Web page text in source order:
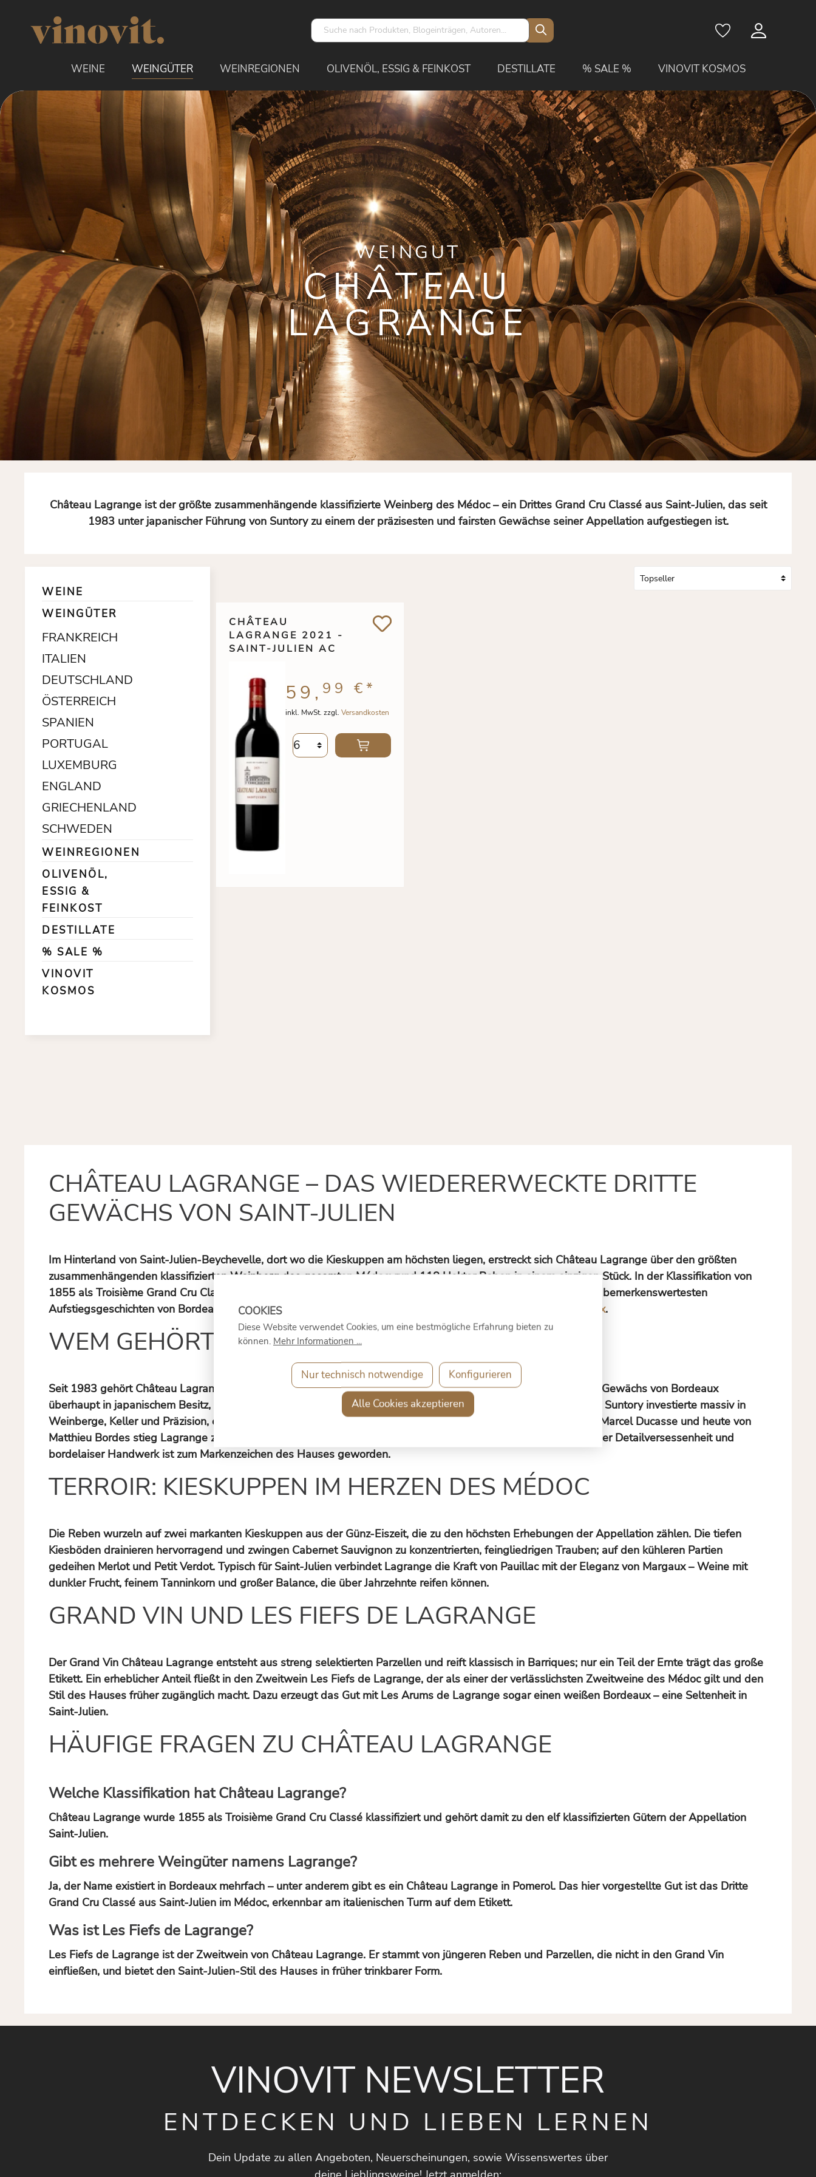
WEINE WEINGÜTER WEINREGIONEN OLIVENÖL, ESSIG & FEINKOST DESTILLATE % SALE % VINOVIT KOSMOS
WEINGUT
CHÂTEAU
LAGRANGE
Château Lagrange ist der größte zusammenhängende klassifizierte Weinberg des Médoc – ein Drittes Grand Cru Classé aus Saint-Julien, das seit
1983 unter japanischer Führung von Suntory zu einem der präzisesten und fairsten Gewächse seiner Appellation aufgestiegen ist.
WEINE
WEINGÜTER
FRANKREICH
ITALIEN
DEUTSCHLAND
ÖSTERREICH
SPANIEN
PORTUGAL
LUXEMBURG
ENGLAND
GRIECHENLAND
SCHWEDEN
WEINREGIONEN
OLIVENÖL,
ESSIG &
FEINKOST
DESTILLATE
% SALE %
VINOVIT
KOSMOS
CHÂTEAU
LAGRANGE 2021 -
SAINT-JULIEN AC
inkl. MwSt. zzgl.Versandkosten
59, 99 €*
CHÂTEAU LAGRANGE – DAS WIEDERERWECKTE DRITTE
GEWÄCHS VON SAINT-JULIEN
Im Hinterland von Saint-Julien-Beychevelle, dort wo die Kieskuppen am höchsten liegen, erstreckt sich Château Lagrange über den größten
zusammenhängenden klassifizierten Weinberg des gesamten Médoc: rund 118 Hektar Reben in einem einzigen Stück. In der Klassifikation von
1855 als Troisième Grand Cru Classé eingestuft, erzählt das Gut mit dem markanten italienischen Turm eine der bemerkenswertesten
Aufstiegsgeschichten von Bordeaux – vom vernachlässigten Riesen zum Musterbetrieb der
Weinregion Bordeaux.
WEM GEHÖRT CHÂTEAU LAGRANGE?
Seit 1983 gehört Château Lagrange dem japanischen Getränkekonzern Suntory – es war das erste klassifizierte Gewächs von Bordeaux
überhaupt in japanischem Besitz, und der Kauf sorgte damals für Aufsehen. Was folgte, gilt heute als Lehrstück: Suntory investierte massiv in
Weinberge, Keller und Präzision, ohne den Charakter des Gutes anzutasten. Unter der langjährigen Leitung von Marcel Ducasse und heute von
Matthieu Bordes stieg Lagrange zurück in die Spitzengruppe von Saint-Julien auf. Die Kombination aus japanischer Detailversessenheit und
bordelaiser Handwerk ist zum Markenzeichen des Hauses geworden.
TERROIR: KIESKUPPEN IM HERZEN DES MÉDOC
Die Reben wurzeln auf zwei markanten Kieskuppen aus der Günz-Eiszeit, die zu den höchsten Erhebungen der Appellation zählen. Die tiefen
Kiesböden drainieren hervorragend und zwingen Cabernet Sauvignon zu konzentrierten, feingliedrigen Trauben; auf den kühleren Partien
gedeihen Merlot und Petit Verdot. Typisch für Saint-Julien verbindet Lagrange die Kraft von Pauillac mit der Eleganz von Margaux – Weine mit
dunkler Frucht, feinem Tanninkorn und großer Balance, die über Jahrzehnte reifen können.
GRAND VIN UND LES FIEFS DE LAGRANGE
Der Grand Vin Château Lagrange entsteht aus streng selektierten Parzellen und reift klassisch in Barriques; nur ein Teil der Ernte trägt das große
Etikett. Ein erheblicher Anteil fließt in den Zweitwein Les Fiefs de Lagrange, der als einer der verlässlichsten Zweitweine des Médoc gilt und den
Stil des Hauses früher zugänglich macht. Dazu erzeugt das Gut mit Les Arums de Lagrange sogar einen weißen Bordeaux – eine Seltenheit in
Saint-Julien.
HÄUFIGE FRAGEN ZU CHÂTEAU LAGRANGE
Welche Klassifikation hat Château Lagrange?
Château Lagrange wurde 1855 als Troisième Grand Cru Classé klassifiziert und gehört damit zu den elf klassifizierten Gütern der Appellation
Saint-Julien.
Gibt es mehrere Weingüter namens Lagrange?
Ja, der Name existiert in Bordeaux mehrfach – unter anderem gibt es ein Château Lagrange in Pomerol. Das hier vorgestellte Gut ist das Dritte
Grand Cru Classé aus Saint-Julien im Médoc, erkennbar am italienischen Turm auf dem Etikett.
Was ist Les Fiefs de Lagrange?
Les Fiefs de Lagrange ist der Zweitwein von Château Lagrange. Er stammt von jüngeren Reben und Parzellen, die nicht in den Grand Vin
einfließen, und bietet den Saint-Julien-Stil des Hauses in früher trinkbarer Form.
VINOVIT NEWSLETTER
ENTDECKEN UND LIEBEN LERNEN
Dein Update zu allen Angeboten, Neuerscheinungen, sowie Wissenswertes über
Diese Website verwendet Cookies, um eine bestmögliche Erfahrung bieten zu
können. Mehr Informationen ...
Nur technisch notwendige Konfigurieren
Alle Cookies akzeptieren